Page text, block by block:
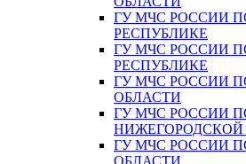
ГУ МЧС РОССИИ
РЕСПУБЛИКЕ
ГУ МЧС РОССИИ
РЕСПУБЛИКЕ
ГУ МЧС РОССИИ
ОБЛАСТИ
ГУ МЧС РОССИИ
НИЖЕГОРОДСКОЙ
ГУ МЧС РОССИИ
ОБЛАСТИ